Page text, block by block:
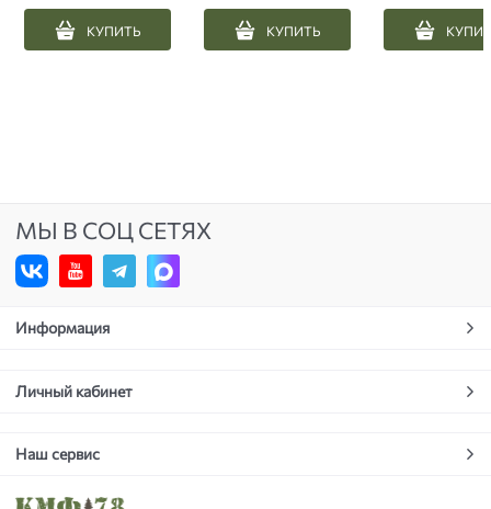
КУПИТЬ КУПИТЬ
МЫ В СОЦ СЕТЯХ
Информация
Личный кабинет
Наш сервис